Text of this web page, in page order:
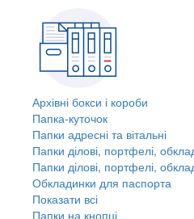
Архівні бокси і короби
Папка-куточок
Папки адресні та вітальні
Папки ділові, портфелі,
Папки ділові, портфелі,
Обкладинки для паспорта
Показати всі
Папки на кнопці